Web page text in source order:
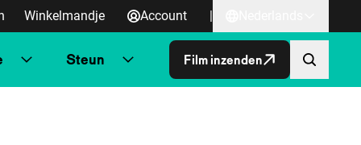
Winkelmandje Account |
Steun Film inzenden